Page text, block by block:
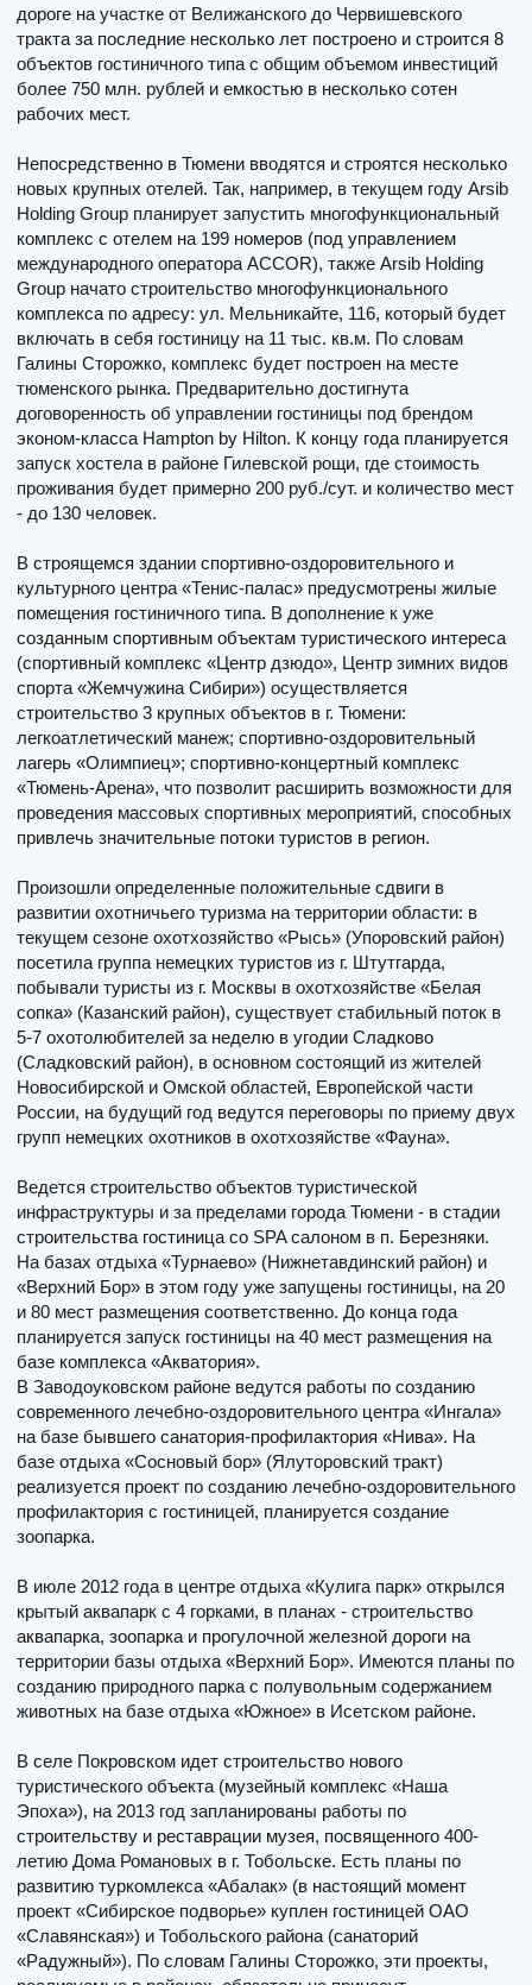
дороге на участке от Велижанского до Червишевского
тракта за последние несколько лет построено и строится 8
объектов гостиничного типа с общим объемом инвестиций
более 750 млн. рублей и емкостью в несколько сотен
рабочих мест.
Непосредственно в Тюмени вводятся и строятся несколько
новых крупных отелей. Так, например, в текущем году Arsib
Holding Group планирует запустить многофункциональный
комплекс с отелем на 199 номеров (под управлением
международного оператора ACCOR), также Arsib Holding
Group начато строительство многофункционального
комплекса по адресу: ул. Мельникайте, 116, который будет
включать в себя гостиницу на 11 тыс. кв.м. По словам
Галины Сторожко, комплекс будет построен на месте
тюменского рынка. Предварительно достигнута
договоренность об управлении гостиницы под брендом
эконом-класса Hampton by Hilton. К концу года планируется
запуск хостела в районе Гилевской рощи, где стоимость
проживания будет примерно 200 руб./сут. и количество мест
- до 130 человек.
В строящемся здании спортивно-оздоровительного и
культурного центра «Тенис-палас» предусмотрены жилые
помещения гостиничного типа. В дополнение к уже
созданным спортивным объектам туристического интереса
(спортивный комплекс «Центр дзюдо», Центр зимних видов
спорта «Жемчужина Сибири») осуществляется
строительство 3 крупных объектов в г. Тюмени:
легкоатлетический манеж; спортивно-оздоровительный
лагерь «Олимпиец»; спортивно-концертный комплекс
«Тюмень-Арена», что позволит расширить возможности для
проведения массовых спортивных мероприятий, способных
привлечь значительные потоки туристов в регион.
Произошли определенные положительные сдвиги в
развитии охотничьего туризма на территории области: в
текущем сезоне охотхозяйство «Рысь» (Упоровский район)
посетила группа немецких туристов из г. Штутгарда,
побывали туристы из г. Москвы в охотхозяйстве «Белая
сопка» (Казанский район), существует стабильный поток в
5-7 охотолюбителей за неделю в угодии Сладково
(Сладковский район), в основном состоящий из жителей
Новосибирской и Омской областей, Европейской части
России, на будущий год ведутся переговоры по приему двух
групп немецких охотников в охотхозяйстве «Фауна».
Ведется строительство объектов туристической
инфраструктуры и за пределами города Тюмени - в стадии
строительства гостиница со SPA салоном в п. Березняки.
На базах отдыха «Турнаево» (Нижнетавдинский район) и
«Верхний Бор» в этом году уже запущены гостиницы, на 20
и 80 мест размещения соответственно. До конца года
планируется запуск гостиницы на 40 мест размещения на
базе комплекса «Акватория».
В Заводоуковском районе ведутся работы по созданию
современного лечебно-оздоровительного центра «Ингала»
на базе бывшего санатория-профилактория «Нива». На
базе отдыха «Сосновый бор» (Ялуторовский тракт)
реализуется проект по созданию лечебно-оздоровительного
профилактория с гостиницей, планируется создание
зоопарка.
В июле 2012 года в центре отдыха «Кулига парк» открылся
крытый аквапарк с 4 горками, в планах - строительство
аквапарка, зоопарка и прогулочной железной дороги на
территории базы отдыха «Верхний Бор». Имеются планы по
созданию природного парка с полувольным содержанием
животных на базе отдыха «Южное» в Исетском районе.
В селе Покровском идет строительство нового
туристического объекта (музейный комплекс «Наша
Эпоха»), на 2013 год запланированы работы по
строительству и реставрации музея, посвященного 400-
летию Дома Романовых в г. Тобольске. Есть планы по
развитию туркомлекса «Абалак» (в настоящий момент
проект «Сибирское подворье» куплен гостиницей ОАО
«Славянская») и Тобольского района (санаторий
«Радужный»). По словам Галины Сторожко, эти проекты,